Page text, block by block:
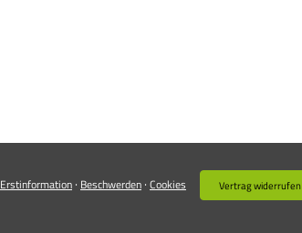
Erstinformation · Beschwerden · Cookies Vertrag widerrufen